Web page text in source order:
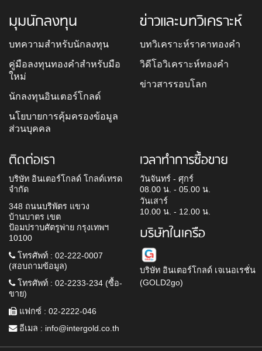
มุมนักลงทุน
บทความสำหรับนักลงทุน
คู่มือลงทุนทองคำสำหรับมือ
ใหม่
นักลงทุนอินเตอร์โกลด์
นโยบายการคุ้มครองข้อมูล
ส่วนบุคคล
ข่าวและบทวิเคราะห์
บทวิเคราะห์ราคาทองคำ
วิดีโอวิเคราะห์ทองคำ
ข่าวสารรอบโลก
ติดต่อเรา
บริษัท อินเตอร์โกลด์ โกลด์เทรด
จำกัด
348 ถนนบริพัตร แขวง
บ้านบาตร เขต
ป้อมปราบศัตรูพ่าย กรุงเทพฯ
10100
โทรศัพท์ : 02-222-0007
(สอบถามข้อมูล)
โทรศัพท์ : 02-2233-234 (ซื้อ-
ขาย)
แฟกซ์ : 02-2222-046
อีเมล : info@intergold.co.th
เวลาทำการซื้อขาย
วันจันทร์ - ศุกร์
08.00 น. - 05.00 น.
วันเสาร์
10.00 น. - 12.00 น.
บริษัทในเครือ
บริษัท อินเตอร์โกลด์ เจเนอเรชั่น
(GOLD2go)